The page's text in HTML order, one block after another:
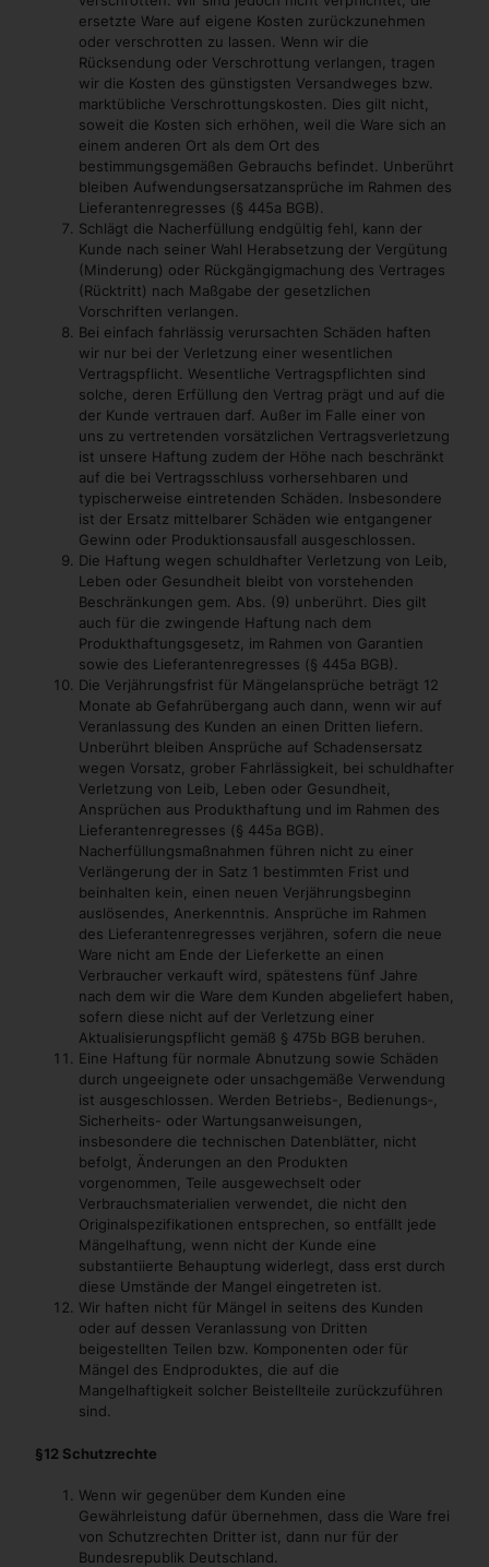
ersetzte Ware auf eigene Kosten zurückzunehmen
oder verschrotten zu lassen. Wenn wir die
Rücksendung oder Verschrottung verlangen, tragen
wir die Kosten des günstigsten Versandweges bzw.
marktübliche Verschrottungskosten. Dies gilt nicht,
soweit die Kosten sich erhöhen, weil die Ware sich an
einem anderen Ort als dem Ort des
bestimmungsgemäßen Gebrauchs befindet. Unberührt
bleiben Aufwendungsersatzansprüche im Rahmen des
Lieferantenregresses (§ 445a BGB).
Schlägt die Nacherfüllung endgültig fehl, kann der
Kunde nach seiner Wahl Herabsetzung der Vergütung
(Minderung) oder Rückgängigmachung des Vertrages
(Rücktritt) nach Maßgabe der gesetzlichen
Vorschriften verlangen.
Bei einfach fahrlässig verursachten Schäden haften
wir nur bei der Verletzung einer wesentlichen
Vertragspflicht. Wesentliche Vertragspflichten sind
solche, deren Erfüllung den Vertrag prägt und auf die
der Kunde vertrauen darf. Außer im Falle einer von
uns zu vertretenden vorsätzlichen Vertragsverletzung
ist unsere Haftung zudem der Höhe nach beschränkt
auf die bei Vertragsschluss vorhersehbaren und
typischerweise eintretenden Schäden. Insbesondere
ist der Ersatz mittelbarer Schäden wie entgangener
Gewinn oder Produktionsausfall ausgeschlossen.
Die Haftung wegen schuldhafter Verletzung von Leib,
Leben oder Gesundheit bleibt von vorstehenden
Beschränkungen gem. Abs. (9) unberührt. Dies gilt
auch für die zwingende Haftung nach dem
Produkthaftungsgesetz, im Rahmen von Garantien
sowie des Lieferantenregresses (§ 445a BGB).
Die Verjährungsfrist für Mängelansprüche beträgt 12
Monate ab Gefahrübergang auch dann, wenn wir auf
Veranlassung des Kunden an einen Dritten liefern.
Unberührt bleiben Ansprüche auf Schadensersatz
wegen Vorsatz, grober Fahrlässigkeit, bei schuldhafter
Verletzung von Leib, Leben oder Gesundheit,
Ansprüchen aus Produkthaftung und im Rahmen des
Lieferantenregresses (§ 445a BGB).
Nacherfüllungsmaßnahmen führen nicht zu einer
Verlängerung der in Satz 1 bestimmten Frist und
beinhalten kein, einen neuen Verjährungsbeginn
auslösendes, Anerkenntnis. Ansprüche im Rahmen
des Lieferantenregresses verjähren, sofern die neue
Ware nicht am Ende der Lieferkette an einen
Verbraucher verkauft wird, spätestens fünf Jahre
nach dem wir die Ware dem Kunden abgeliefert haben,
sofern diese nicht auf der Verletzung einer
Aktualisierungspflicht gemäß § 475b BGB beruhen.
Eine Haftung für normale Abnutzung sowie Schäden
durch ungeeignete oder unsachgemäße Verwendung
ist ausgeschlossen. Werden Betriebs-, Bedienungs‑,
Sicherheits- oder Wartungsanweisungen,
insbesondere die technischen Datenblätter, nicht
befolgt, Änderungen an den Produkten
vorgenommen, Teile ausgewechselt oder
Verbrauchsmaterialien verwendet, die nicht den
Originalspezifikationen entsprechen, so entfällt jede
Mängelhaftung, wenn nicht der Kunde eine
substantiierte Behauptung widerlegt, dass erst durch
diese Umstände der Mangel eingetreten ist.
Wir haften nicht für Mängel in seitens des Kunden
oder auf dessen Veranlassung von Dritten
beigestellten Teilen bzw. Komponenten oder für
Mängel des Endproduktes, die auf die
Mangelhaftigkeit solcher Beistellteile zurückzuführen
sind.
§12 Schutzrechte
Wenn wir gegenüber dem Kunden eine
Gewährleistung dafür übernehmen, dass die Ware frei
von Schutzrechten Dritter ist, dann nur für der
Bundesrepublik Deutschland.